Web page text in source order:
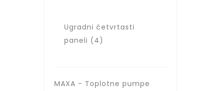
Ugradni četvrtasti
paneli (4)
MAXA - Toplotne pumpe